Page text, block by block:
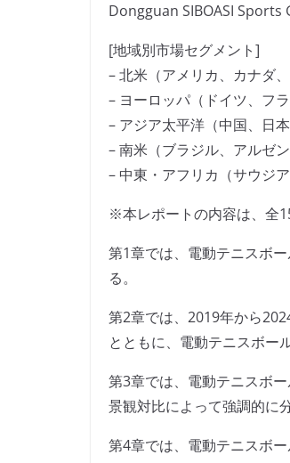
Dongguan SIBOASI
[地域別市場セグメント]
– 北米（アメリカ、カナダ、
– ヨーロッパ（ドイツ、フ
– アジア太平洋（中国、日
– 南米（ブラジル、アルゼ
– 中東・アフリカ（サウジ
※本レポートの内容は、全
第1章では、電動テニスボ
る。
第2章では、2019年から
とともに、電動テニスボー
第3章では、電動テニスボ
景観対比によって強調的に
第4章では、電動テニスボ